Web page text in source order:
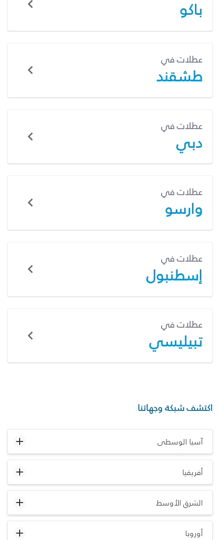
باكو
عطلات في
طشقند
عطلات في
دبي
عطلات في
وارسو
عطلات في
إسطنبول
عطلات في
تبيليسي
اكتشف شبكة وجهاتنا
آسيا الوسطى
أفريقيا
الشرق الأوسط
أوروبا